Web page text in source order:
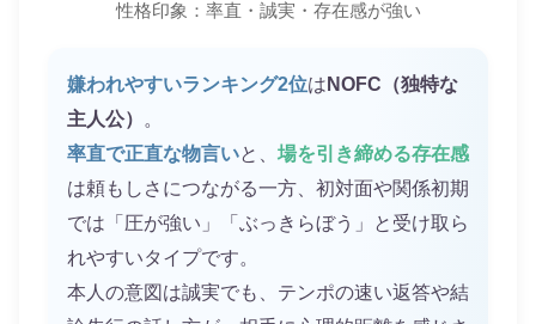
性格印象：率直・誠実・存在感が強い
嫌われやすいランキング2位は NOFC（独特な
主人公）
。
率直で正直な物言いと、 場を引き締める存在感
は頼もしさにつながる一方、初対面や関係初期
では「圧が強い」「ぶっきらぼう」と受け取ら
れやすいタイプです。
本人の意図は誠実でも、テンポの速い返答や結